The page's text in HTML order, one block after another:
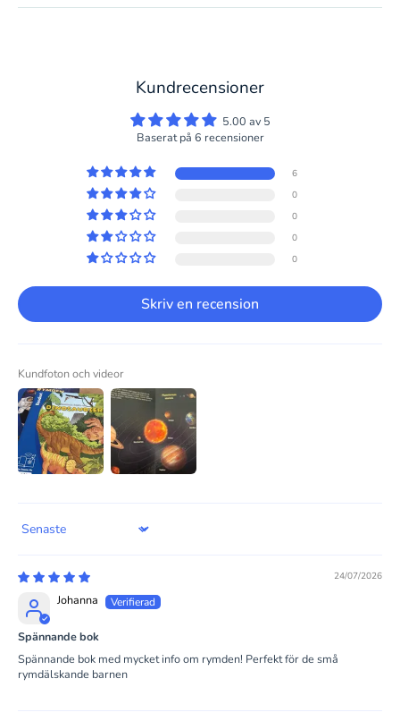
Kundrecensioner
5.00 av 5
Baserat på 6 recensioner
6
0
0
0
0
Skriv en recension
Kundfoton och videor
Sort by
24/07/2026
Johanna
Spännande bok
Spännande bok med mycket info om rymden! Perfekt för de små
rymdälskande barnen